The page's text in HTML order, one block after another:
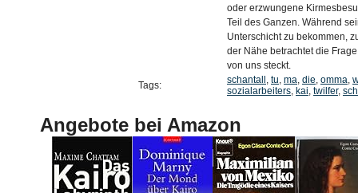
oder erzwungene
Teil des Ganzen. Während
Unterschicht zu bekommen,
der Nähe betrachtet die
von uns steckt.
Tags:
schantall , tu, ma, die, omma,
sozialarbeiters, kai, twilfer,
Angebote bei Amazon